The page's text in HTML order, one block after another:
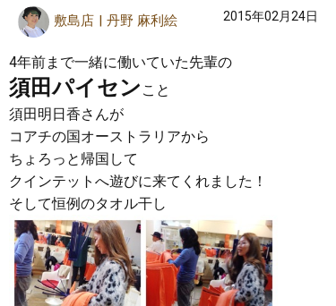
敷島店 丹野 麻利絵 2015年02月24日
4年前まで一緒に働いていた先輩の
須田パイセン こと
須田明日香さんが
コアチの国オーストラリアから
ちょろっと帰国して
クインテットへ遊びに来てくれました！
そして恒例のタオル干し